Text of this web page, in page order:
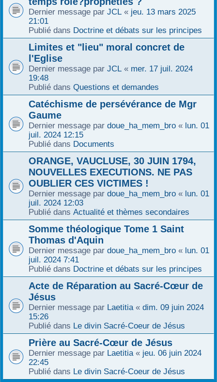
Dernier message par JCL « jeu. 13 mars 2025
21:01
Publié dans Doctrine et débats sur les principes
Limites et "lieu" moral concret de
l'Eglise
Dernier message par JCL « mer. 17 juil. 2024
19:48
Publié dans Questions et demandes
Catéchisme de persévérance de Mgr
Gaume
Dernier message par doue_ha_mem_bro « lun. 01
juil. 2024 12:15
Publié dans Documents
ORANGE, VAUCLUSE, 30 JUIN 1794,
NOUVELLES EXECUTIONS. NE PAS
OUBLIER CES VICTIMES !
Dernier message par doue_ha_mem_bro « lun. 01
juil. 2024 12:03
Publié dans Actualité et thèmes secondaires
Somme théologique Tome 1 Saint
Thomas d'Aquin
Dernier message par doue_ha_mem_bro « lun. 01
juil. 2024 7:41
Publié dans Doctrine et débats sur les principes
Acte de Réparation au Sacré-Cœur de
Jésus
Dernier message par Laetitia « dim. 09 juin 2024
15:26
Publié dans Le divin Sacré-Coeur de Jésus
Prière au Sacré-Cœur de Jésus
Dernier message par Laetitia « jeu. 06 juin 2024
22:45
Publié dans Le divin Sacré-Coeur de Jésus